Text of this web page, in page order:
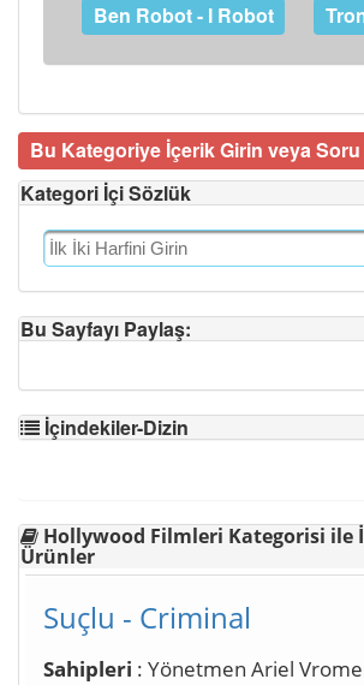
Ben Robot - I Robot
Bu Kategoriye İçerik Girin veya
Kategori İçi Sözlük
Bu Sayfayı Paylaş:
İçindekiler-Dizin
Hollywood Filmleri Kategorisi ile
Ürünler
Suçlu - Criminal
Sahipleri : Yönetmen Ariel